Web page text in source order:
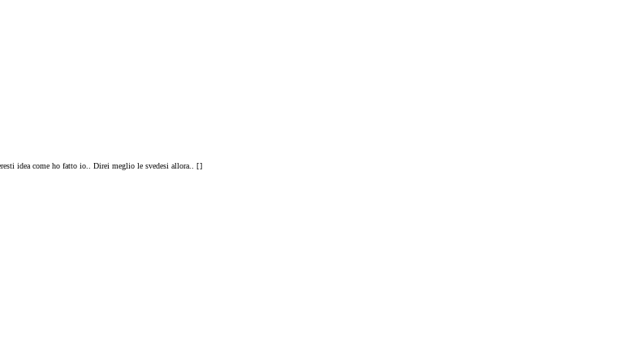
idea come ho fatto io.. Direi meglio le svedesi allora.. []